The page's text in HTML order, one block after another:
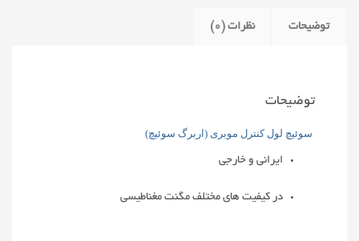
توضیحات نظرات (0)
توضیحات
سوئیچ لول کنترل موبری (اربرگ سوئیچ)
ایرانی و خارجی
در کیفیت های مختلف مگنت مغناطیسی